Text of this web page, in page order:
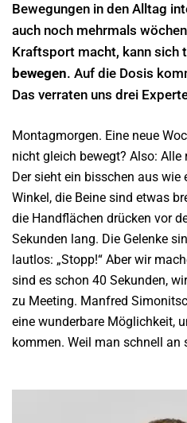
Bewegungen in den Alltag
auch noch mehrmals
Kraftsport macht, kann sich
bewegen. Auf die Dosis
Das verraten uns drei
Montagmorgen. Eine neue
nicht gleich bewegt? Also:
Der sieht ein bisschen aus wie
Winkel, die Beine sind etwas
die Handflächen drücken vor
Sekunden lang. Die Gelenke
lautlos: „Stopp!“ Aber wir
sind es schon 40 Sekunden,
zu Meeting. Manfred
eine wunderbare Möglichkeit,
kommen. Weil man schnell an